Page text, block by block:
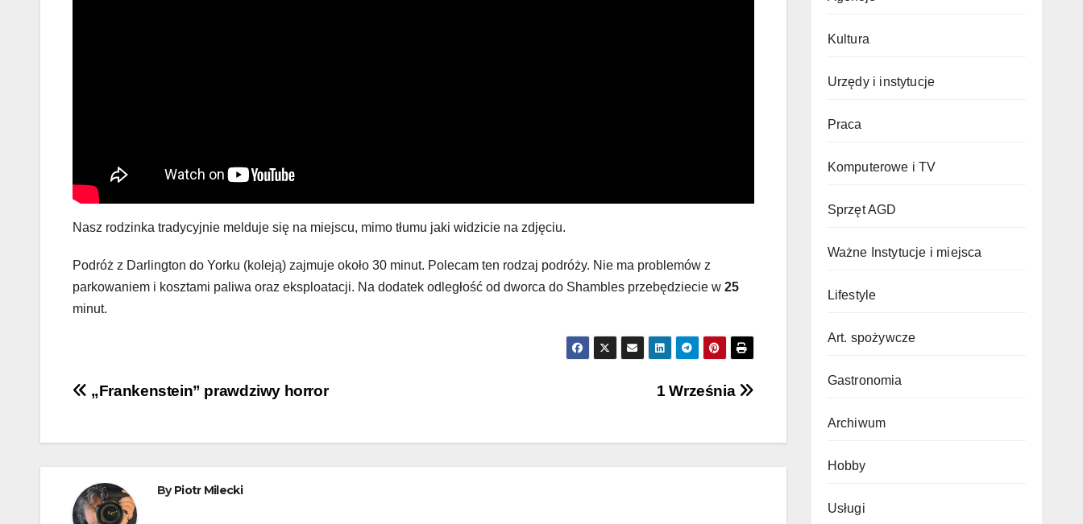
Nasz rodzinka tradycyjnie melduje się na miejscu, mimo tłumu jaki widzicie na zdjęciu.
Podróż z Darlington do Yorku (koleją) zajmuje około 30 minut. Polecam ten rodzaj podróży. Nie ma problemów z
parkowaniem i kosztami paliwa oraz eksploatacji. Na dodatek odległość od dworca do Shambles przebędziecie w 25
minut.
Nawigacja
1 Września
„Frankenstein” prawdziwy horror
ByPiotr Milecki
Kultura
Urzędy i instytucje
Praca
Komputerowe i TV
Sprzęt AGD
Ważne Instytucje i miejsca
Lifestyle
Art. spożywcze
Gastronomia
Archiwum
Hobby
Usługi